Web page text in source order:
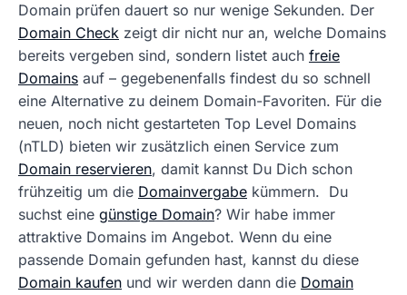
Domain prüfen dauert so nur wenige Sekunden. Der
Domain Check zeigt dir nicht nur an, welche Domains
bereits vergeben sind, sondern listet auch freie
Domains auf – gegebenenfalls findest du so schnell
eine Alternative zu deinem Domain-Favoriten. Für die
neuen, noch nicht gestarteten Top Level Domains
(nTLD) bieten wir zusätzlich einen Service zum
Domain reservieren, damit kannst Du Dich schon
frühzeitig um die Domainvergabe kümmern. Du
suchst eine günstige Domain? Wir habe immer
attraktive Domains im Angebot. Wenn du eine
passende Domain gefunden hast, kannst du diese
Domain kaufen und wir werden dann die Domain